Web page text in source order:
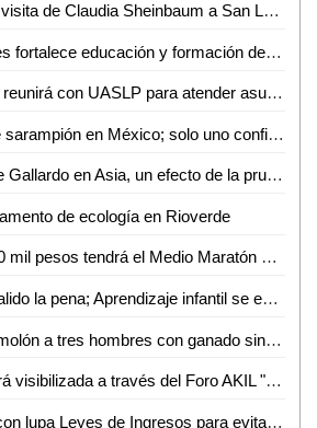
Aún no se confirma visita de Claudia Sheinbaum a San Luis Potosí por inauguración de universidad
Conafe Ciudad Valles fortalece educación y formación de voluntarios en ocho municipios
Gobierno Estatal se reunirá con UASLP para atender asuntos pendientes
Hay 4,353 casos de sarampión en México; solo uno confirmado en SLP
Gira internacional de Gallardo en Asia, un efecto de la prudencia de Sheinbaum: César Lara
de ecología en Rioverde
Premios de hasta 10 mil pesos tendrá el Medio Maratón de la UASLP en Ciudad Valles
Esfuerzos no han valido la pena; Aprendizaje infantil se encuentra estancado en Ciudad Valles
Detienen en Tampamolón a tres hombres con ganado sin documentos
Primera Infancia será visibilizada a través del Foro AKIL "Infancias, Raíz de Futuro" en Ciudad Valles
Congreso revisará con lupa Leyes de Ingresos para evitar aumentos "descabellados": Dulcelina Sánchez